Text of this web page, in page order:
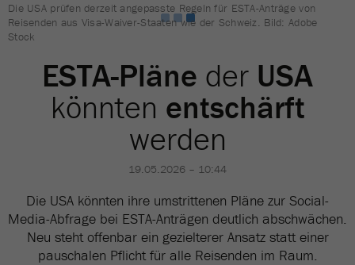
Die USA prüfen derzeit angepasste Regeln für ESTA-Anträge von
Reisenden aus Visa-Waiver-Staaten wie der Schweiz. Bild: Adobe
Stock
ESTA-Pläne der USA
könnten entschärft
werden
19.05.2026 – 10:44
Die USA könnten ihre umstrittenen Pläne zur Social-
Media-Abfrage bei ESTA-Anträgen deutlich abschwächen.
Neu steht offenbar ein gezielterer Ansatz statt einer
pauschalen Pflicht für alle Reisenden im Raum.